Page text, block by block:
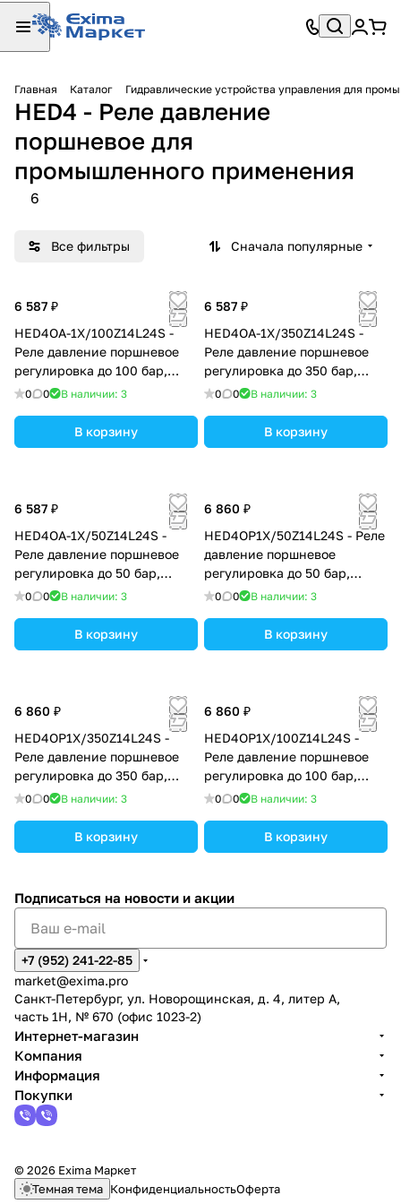
Главная Каталог Гидравлические устройства управления для
HED4 - Реле давление
поршневое для
промышленного применения
6
Все фильтры Сначала популярные
6 587 ₽
HED4OA-1X/100Z14L24S -
Реле давление поршневое
регулировка до 100 бар,
монтаж трубный
0 0 В наличии: 3
В корзину
6 587 ₽
HED4OA-1X/350Z14L24S -
Реле давление поршневое
регулировка до 350 бар,
монтаж трубный
0 0 В наличии: 3
В корзину
6 587 ₽
HED4OA-1X/50Z14L24S -
Реле давление поршневое
регулировка до 50 бар,
монтаж трубный
0 0 В наличии: 3
В корзину
6 860 ₽
HED4OP1X/50Z14L24S - Реле
давление поршневое
регулировка до 50 бар,
монтаж на плиту
0 0 В наличии: 3
В корзину
6 860 ₽
HED4OP1X/350Z14L24S -
Реле давление поршневое
регулировка до 350 бар,
монтаж на плиту
0 0 В наличии: 3
В корзину
6 860 ₽
HED4OP1X/100Z14L24S -
Реле давление поршневое
регулировка до 100 бар,
монтаж на плиту
0 0 В наличии: 3
В корзину
Подписаться на новости и акции
+7 (952) 241-22-85
market@exima.pro
Санкт-Петербург, ул. Новорощинская, д. 4, литер А,
часть 1Н, № 670 (офис 1023-2)
Интернет-магазин
Компания
Информация
Покупки
© 2026 Exima Маркет
Темная тема КонфиденциальностьОферта